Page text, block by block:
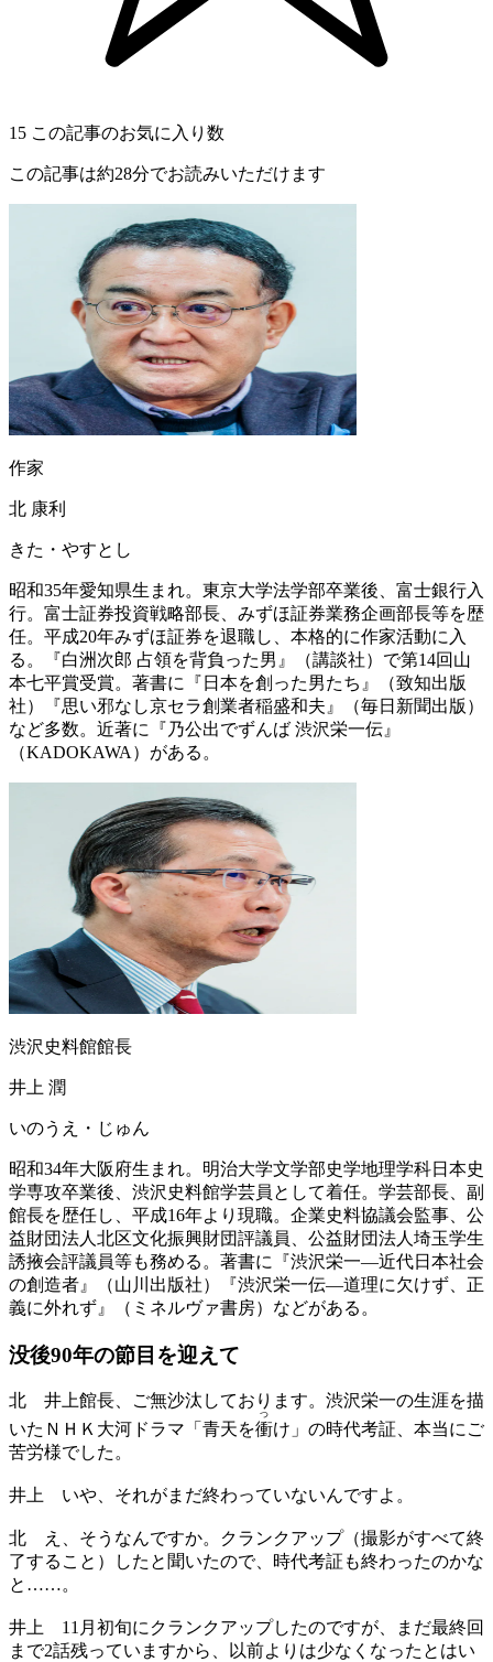
15 この記事のお気に入り数
この記事は約28分でお読みいただけます
作家
北 康利
きた・やすとし
昭和35年愛知県生まれ。東京大学法学部卒業後、富士銀行入
行。富士証券投資戦略部長、みずほ証券業務企画部長等を歴
任。平成20年みずほ証券を退職し、本格的に作家活動に入
る。『白洲次郎 占領を背負った男』（講談社）で第14回山
本七平賞受賞。著書に『日本を創った男たち』（致知出版
社）『思い邪なし京セラ創業者稲盛和夫』（毎日新聞出版）
など多数。近著に『乃公出でずんば 渋沢栄一伝』
（KADOKAWA）がある。
渋沢史料館館長
井上 潤
いのうえ・じゅん
昭和34年大阪府生まれ。明治大学文学部史学地理学科日本史
学専攻卒業後、渋沢史料館学芸員として着任。学芸部長、副
館長を歴任し、平成16年より現職。企業史料協議会監事、公
益財団法人北区文化振興財団評議員、公益財団法人埼玉学生
誘掖会評議員等も務める。著書に『渋沢栄一―近代日本社会
の創造者』（山川出版社）『渋沢栄一伝―道理に欠けず、正
義に外れず』（ミネルヴァ書房）などがある。
没後90年の節目を迎えて
北 井上館長、ご無沙汰しております。渋沢栄一の生涯を描
いたＮＨＫ大河ドラマ「青天を衝
つ
け」の時代考証、本当にご
苦労様でした。
井上 いや、それがまだ終わっていないんですよ。
北 え、そうなんですか。クランクアップ（撮影がすべて終
了すること）したと聞いたので、時代考証も終わったのかな
と……。
井上
11月初旬にクランクアップしたのですが、まだ最終回
まで2話残っていますから、以前よりは少なくなったとはい